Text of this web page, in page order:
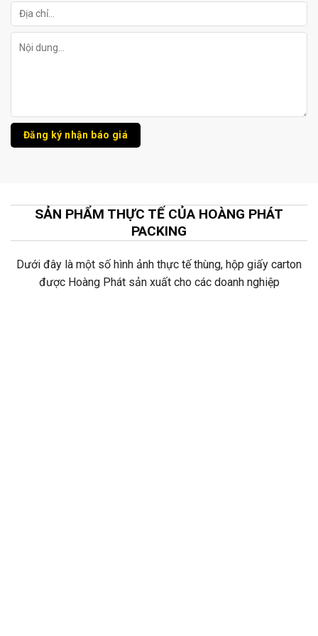
SẢN PHẨM THỰC TẾ CỦA HOÀNG PHÁT
PACKING
Dưới đây là một số hình ảnh thực tế thùng, hộp giấy carton
được Hoàng Phát sản xuất cho các doanh nghiệp